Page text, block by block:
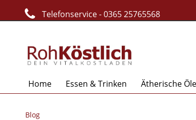
Telefonservice - 0365 25765568
Home Essen & Trinken Ätherische Öle
Blog